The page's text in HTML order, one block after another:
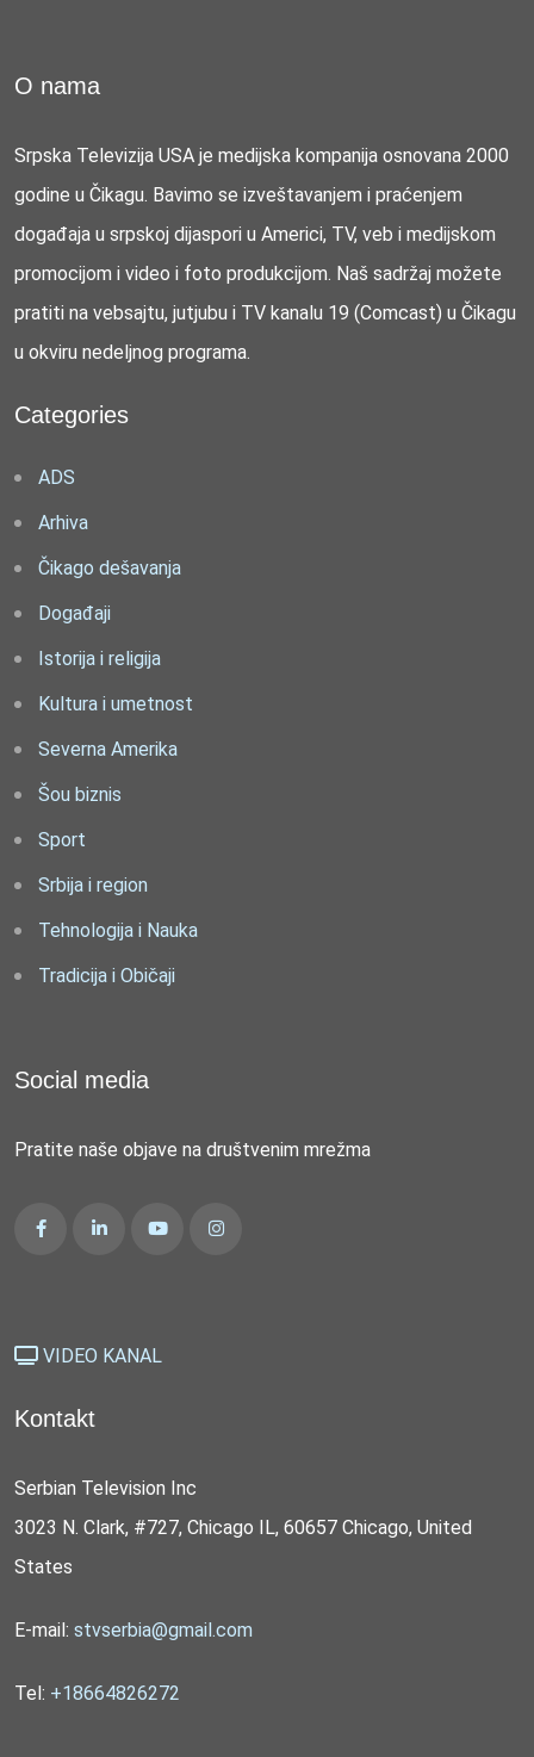
O nama
Srpska Televizija USA je medijska kompanija osnovana 2000
godine u Čikagu. Bavimo se izveštavanjem i praćenjem
događaja u srpskoj dijaspori u Americi, TV, veb i medijskom
promocijom i video i foto produkcijom. Naš sadržaj možete
pratiti na vebsajtu, jutjubu i TV kanalu 19 (Comcast) u Čikagu
u okviru nedeljnog programa.
Categories
ADS
Arhiva
Čikago dešavanja
Događaji
Istorija i religija
Kultura i umetnost
Severna Amerika
Šou biznis
Sport
Srbija i region
Tehnologija i Nauka
Tradicija i Običaji
Social media
Pratite naše objave na društvenim mrežma
VIDEO KANAL
Kontakt
Serbian Television Inc
3023 N. Clark, #727, Chicago IL, 60657 Chicago, United
States
E-mail: stvserbia@gmail.com
Tel: +18664826272